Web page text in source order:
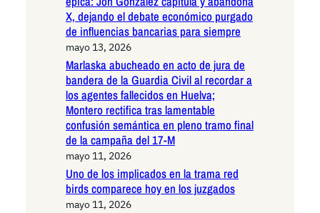
X, dejando el debate económico purgado
de influencias bancarias para siempre
mayo 13, 2026
Marlaska abucheado en acto de jura de
bandera de la Guardia Civil al recordar a
los agentes fallecidos en Huelva;
Montero rectifica tras lamentable
confusión semántica en pleno tramo final
de la campaña del 17-M
mayo 11, 2026
Uno de los implicados en la trama red
birds comparece hoy en los juzgados
mayo 11, 2026